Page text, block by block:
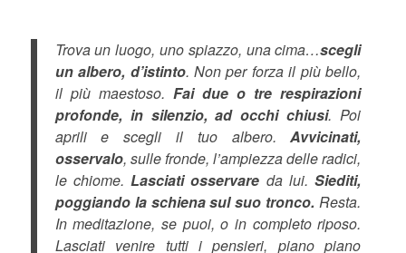
Trova un luogo, uno spiazzo, una cima…scegli
un albero, d’istinto. Non per forza il più bello,
il più maestoso. Fai due o tre respirazioni
profonde, in silenzio, ad occhi chiusi. Poi
aprili e scegli il tuo albero.Avvicinati,
osservalo, sulle fronde, l’ampiezza delle radici,
le chiome.Lasciati osservare da lui.Siediti,
poggiando la schiena sul suo tronco. Resta.
In meditazione, se puoi, o in completo riposo.
Lasciati venire tutti i pensieri, piano piano